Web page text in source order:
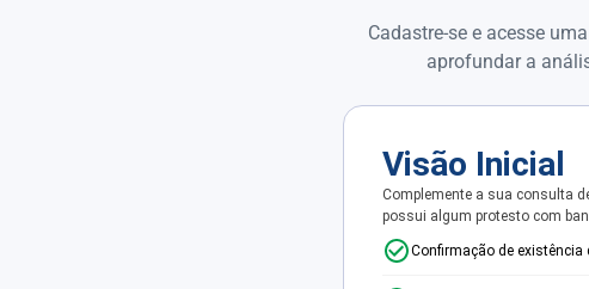
Cadastre-se e acesse
aprofundar a
Visão Inicial
Complemente a sua consulta
possui algum protesto com
Confirmação de existência